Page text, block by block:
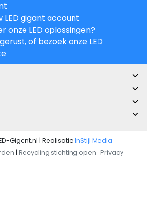
LED gigant account
onze LED oplossingen?
of bezoek onze LED
Gigant.nl | Realisatie InStijl Media
| Recycling stichting open | Privacy